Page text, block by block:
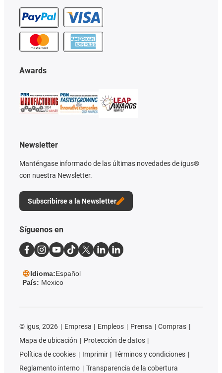
Awards
Newsletter
Manténgase informado de las últimas novedades de igus®
con nuestra Newsletter.
Subscribirse a la Newsletter
Síguenos en
Idioma:Español
País: Mexico
© igus, 2026 Empresa Empleos Prensa
Compras
Mapa de ubicación
Protección de datos
Política de cookies
Imprimir
Términos y condiciones
Reglamento interno
Transparencia de la cobertura